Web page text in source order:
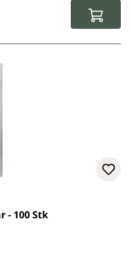
4.6 von 5 Sternen
- 100 Stk